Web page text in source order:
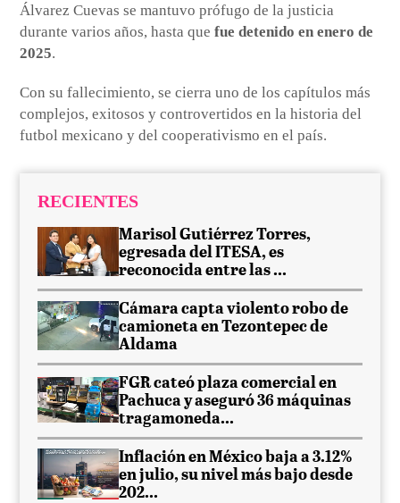
Álvarez Cuevas se mantuvo prófugo de la justicia
durante varios años, hasta quefue detenido en enero de
2025.
Con su fallecimiento, se cierra uno de los capítulos más
complejos, exitosos y controvertidos en la historia del
futbol mexicano y del cooperativismo en el país.
RECIENTES
Marisol Gutiérrez Torres,
egresada del ITESA, es
reconocida entre las ...
Cámara capta violento robo de
camioneta en Tezontepec de
Aldama
FGR cateó plaza comercial en
Pachuca y aseguró 36 máquinas
tragamoneda...
Inflación en México baja a 3.12%
en julio, su nivel más bajo desde
202...